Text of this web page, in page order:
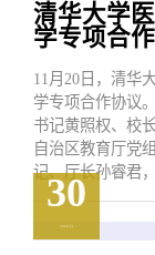
清华大学
学专项合
11月20日，清华
学专项合作协议
书记黄照权、校
自治区教育厅党
记、厅长孙睿君
30
2024.11